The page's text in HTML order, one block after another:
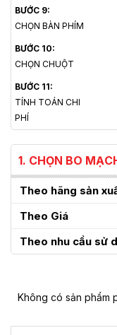
BƯỚC 9:
CHỌN BÀN PHÍM
BƯỚC 10:
CHỌN CHUỘT
BƯỚC 11:
TÍNH TOÁN CHI
PHÍ
1. CHỌN BO
Theo hãng sản
Theo Giá
Theo nhu cầu sử
Không có sản phẩm